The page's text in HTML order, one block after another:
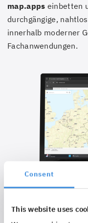
Consent
This website uses
map.apps einbetten
durchgängige,
innerhalb moderner
Fachanwendungen.
Ein fachliches